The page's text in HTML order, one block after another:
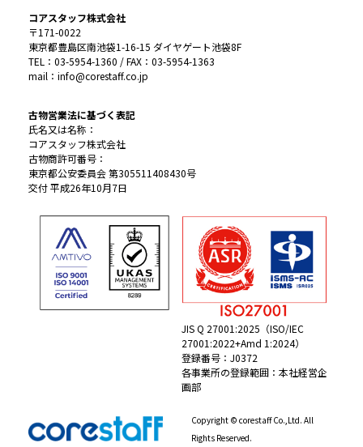
コアスタッフ株式会社
〒171-0022
東京都豊島区南池袋1-16-15 ダイヤゲート池袋8F
TEL：03-5954-1360 / FAX：03-5954-1363
mail：info@corestaff.co.jp
古物営業法に基づく表記
氏名又は名称：
コアスタッフ株式会社
古物商許可番号：
東京都公安委員会 第305511408430号
交付 平成26年10月7日
JIS Q 27001:2025（ISO/IEC
27001:2022+Amd 1:2024）
登録番号：J0372
各事業所の登録範囲：本社経営企
画部
Copyright © corestaff Co.,Ltd. All
Rights Reserved.